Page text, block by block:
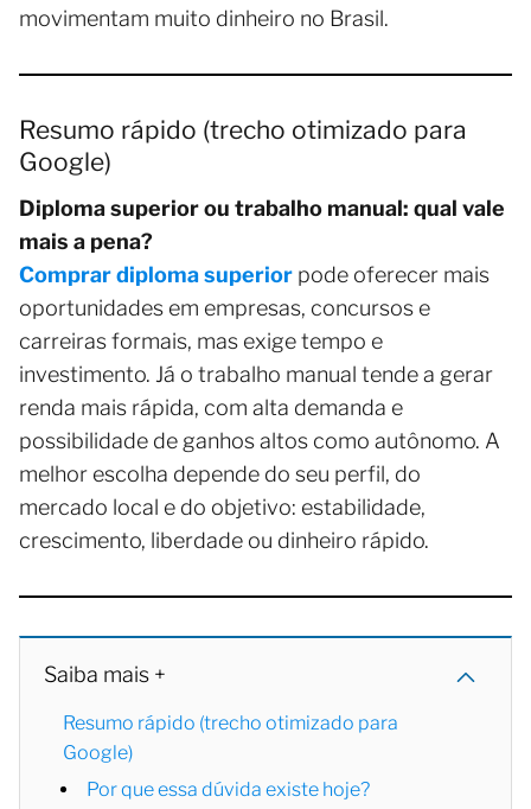
movimentam muito dinheiro no Brasil.
Resumo rápido (trecho otimizado para
Google)
Diploma superior ou trabalho manual: qual vale
mais a pena?
Comprar diploma superior pode oferecer mais
oportunidades em empresas, concursos e
carreiras formais, mas exige tempo e
investimento. Já o trabalho manual tende a gerar
renda mais rápida, com alta demanda e
possibilidade de ganhos altos como autônomo. A
melhor escolha depende do seu perfil, do
mercado local e do objetivo: estabilidade,
crescimento, liberdade ou dinheiro rápido.
Saiba mais +
Resumo rápido (trecho otimizado para
Google)
Por que essa dúvida existe hoje?